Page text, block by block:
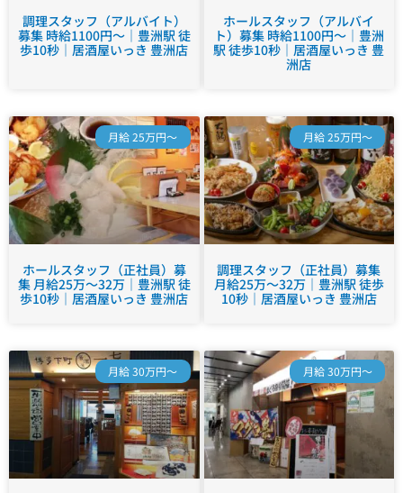
調理スタッフ（アルバイト）
募集 時給1100円～｜豊洲駅 徒
歩10秒｜居酒屋いっき 豊洲店
ホールスタッフ（アルバイ
ト）募集 時給1100円～｜豊洲
駅 徒歩10秒｜居酒屋いっき 豊
洲店
月給 25万円～
ホールスタッフ（正社員）募
集 月給25万～32万｜豊洲駅 徒
歩10秒｜居酒屋いっき 豊洲店
月給 25万円～
調理スタッフ（正社員）募集
月給25万～32万｜豊洲駅 徒歩
10秒｜居酒屋いっき 豊洲店
月給 30万円～ 月給 30万円～